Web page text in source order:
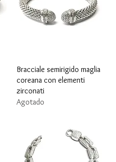
Vista rápida
Bracciale semirigido maglia
coreana con elementi
zirconati
Agotado